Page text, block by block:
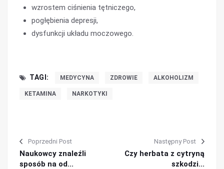
wzrostem ciśnienia tętniczego,
pogłębienia depresji,
dysfunkcji układu moczowego.
TAGI: MEDYCYNA ZDROWIE ALKOHOLIZM
KETAMINA NARKOTYKI
Poprzedni Post
Naukowcy znaleźli
sposób na od...
Następny Post
Czy herbata z cytryną
szkodzi...